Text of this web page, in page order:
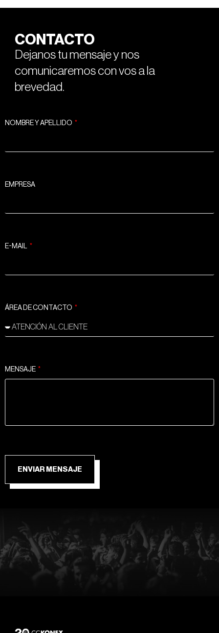
CONTACTO
Dejanos tu mensaje y nos
comunicaremos con vos a la
brevedad.
NOMBRE Y APELLIDO
EMPRESA
E-MAIL
ÁREA DE CONTACTO
MENSAJE
ENVIAR MENSAJE